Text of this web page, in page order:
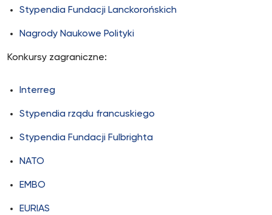
Stypendia Fundacji Lanckorońskich
Nagrody Naukowe Polityki
Konkursy zagraniczne:
Interreg
Stypendia rządu francuskiego
Stypendia Fundacji Fulbrighta
NATO
EMBO
EURIAS